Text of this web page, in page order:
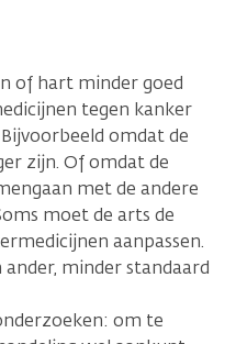
of hart minder goed
tegen kanker
omdat de
zijn. Of omdat de
met de andere
moet de arts de
aanpassen.
minder standaard
om te